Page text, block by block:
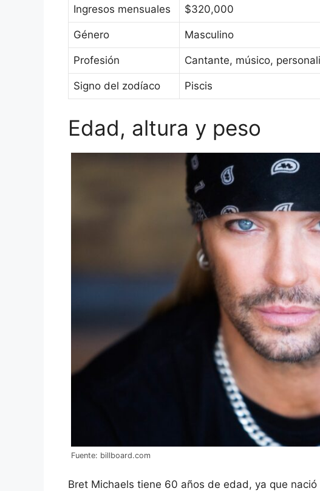
Ingresos mensuales $320,000
Género Masculino
Profesión Cantante, músico,
Signo del zodíaco Piscis
Edad, altura y peso
Fuente: billboard.com
Bret Michaels tiene 60 años de edad, ya que